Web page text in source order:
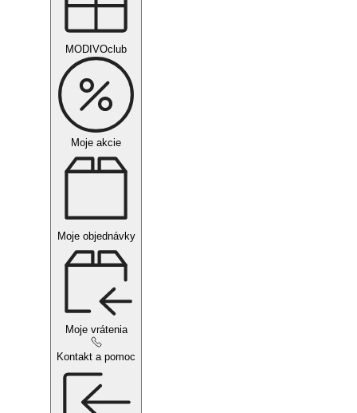
MODIVOclub
Moje akcie
Moje objednávky
Moje vrátenia
Kontakt a pomoc